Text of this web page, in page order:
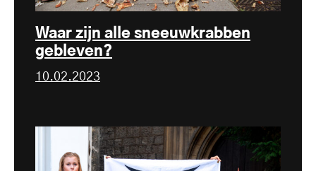
Waar zijn alle sneeuwkrabben
gebleven?
10.02.2023